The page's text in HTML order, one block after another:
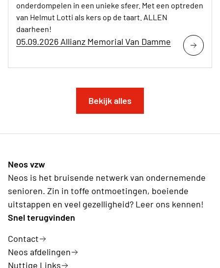
onderdompelen in een unieke sfeer. Met een optreden
van Helmut Lotti als kers op de taart. ALLEN
daarheen!
05.09.2026 Allianz Memorial Van Damme
Bekijk alles
Neos vzw
Neos is het bruisende netwerk van ondernemende
senioren. Zin in toffe ontmoetingen, boeiende
uitstappen en veel gezelligheid? Leer ons kennen!
Snel terugvinden
Contact
Neos afdelingen
Nuttige Links